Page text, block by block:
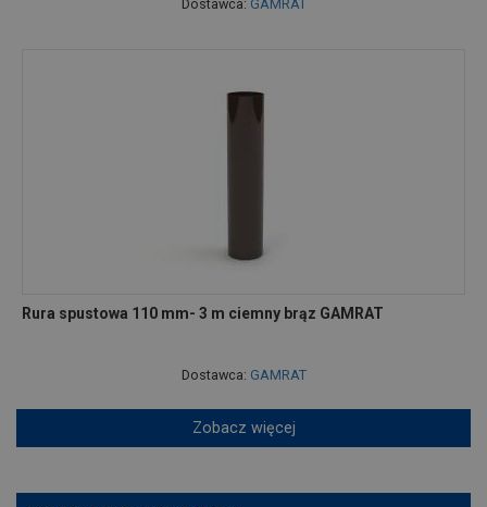
Dostawca: GAMRAT
Rura spustowa 110 mm- 3 m ciemny brąz GAMRAT
Dostawca: GAMRAT
Zobacz więcej